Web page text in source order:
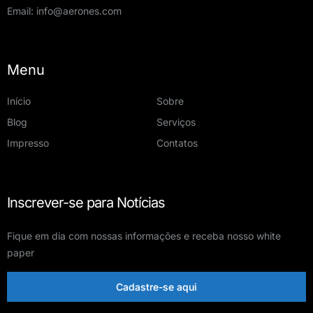
Email: info@aerones.com
Menu
Início
Sobre
Blog
Serviços
Impresso
Contatos
Inscrever-se para Notícias
Fique em dia com nossas informações e receba nosso white
paper
Cadastre-se aqui